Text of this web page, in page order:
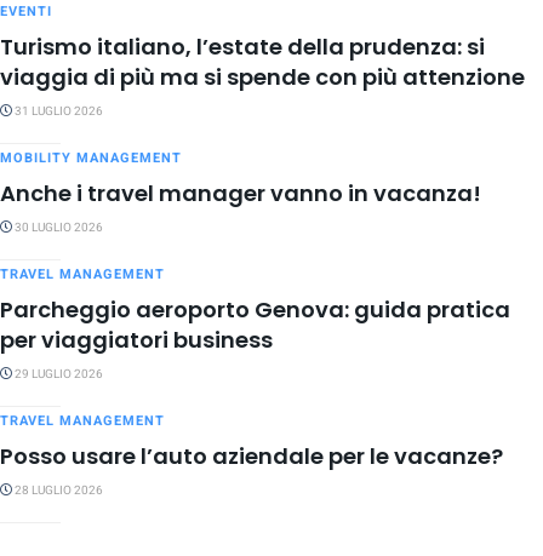
EVENTI
Turismo italiano, l’estate della prudenza: si
viaggia di più ma si spende con più attenzione
31 LUGLIO 2026
MOBILITY MANAGEMENT
Anche i travel manager vanno in vacanza!
30 LUGLIO 2026
TRAVEL MANAGEMENT
Parcheggio aeroporto Genova: guida pratica
per viaggiatori business
29 LUGLIO 2026
TRAVEL MANAGEMENT
Posso usare l’auto aziendale per le vacanze?
28 LUGLIO 2026